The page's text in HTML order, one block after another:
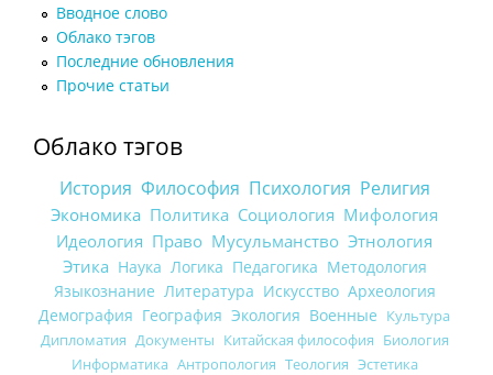
Вводное слово
Облако тэгов
Последние обновления
Прочие статьи
Облако тэгов
История Философия Психология Религия
Экономика Политика Социология Мифология
Идеология Право Мусульманство Этнология
Этика Наука Логика Педагогика Методология
Языкознание Литература Искусство Археология
Демография География Экология Военные Культура
Дипломатия Документы Китайская философия Биология
Информатика Антропология Теология Эстетика